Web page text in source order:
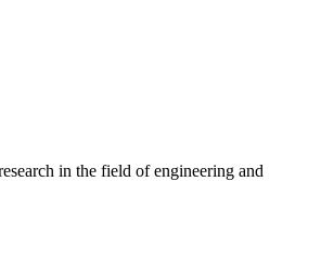
in the field of engineering and